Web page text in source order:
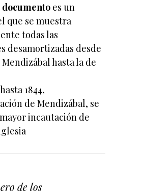
documento es un
que se muestra
todas las
desamortizadas desde
hasta la de
1844,
de Mendizábal, se
incautación de
de los